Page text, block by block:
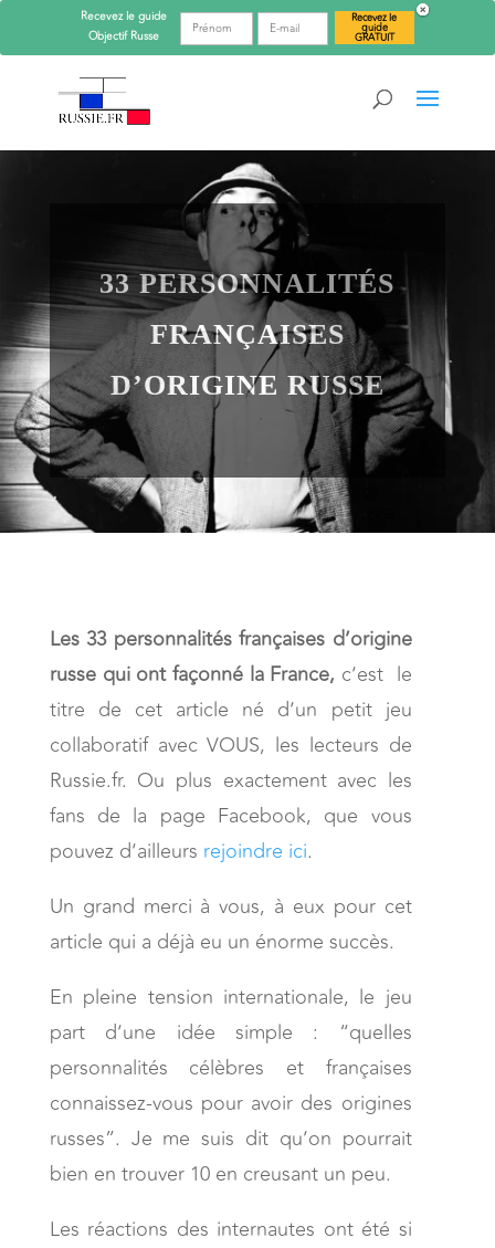
33 PERSONNALITÉS
FRANÇAISES
D’ORIGINE RUSSE
Les 33 personnalités françaises d’origine
russe qui ont façonné la France, c’est le
titre de cet article né d’un petit jeu
collaboratif avec VOUS, les lecteurs de
Russie.fr. Ou plus exactement avec les
fans de la page Facebook, que vous
pouvez d’ailleurs rejoindre ici.
Un grand merci à vous, à eux pour cet
article qui a déjà eu un énorme succès.
En pleine tension internationale, le jeu
part d’une idée simple : “quelles
personnalités célèbres et françaises
connaissez-vous pour avoir des origines
russes”. Je me suis dit qu’on pourrait
bien en trouver 10 en creusant un peu.
Les réactions des internautes ont été si
Recevez le guide
ObjectifRusse
Recevez le
guide
GRATUIT